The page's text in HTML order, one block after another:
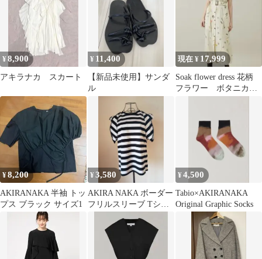
¥8,900
アキラナカ スカート
¥ 11,400
【新品未使用】サンダ
ル
現在 ¥ 17,999
Soak flower dress 花柄
フラワー ボタニカ
¥8,200
AKIRANAKA 半袖 トッ
プス ブラック サイズ1
¥3,580
AKIRA NAKA ボーダー
フリルスリーブ Tシャ
¥4,500
Tabio×AKIRANAKA
Original Graphic Socks